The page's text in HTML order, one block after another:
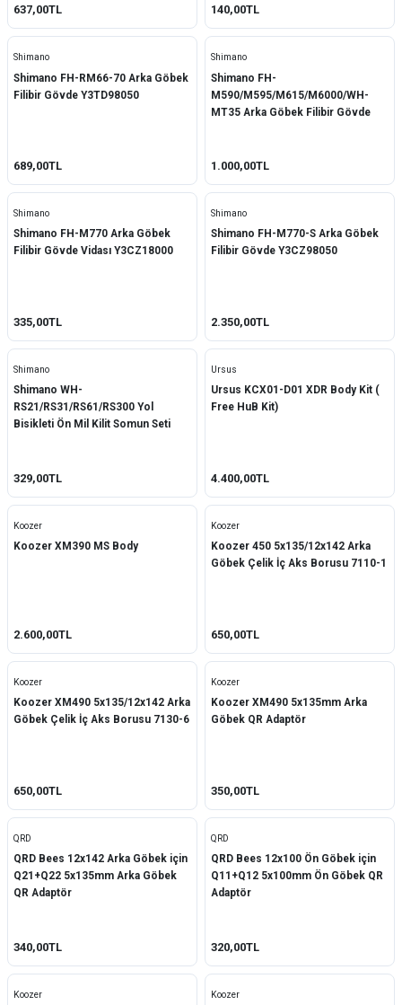
637,00TL 140,00TL
Shimano
Shimano FH-RM66-70 Arka Göbek
Filibir Gövde Y3TD98050
689,00TL
Shimano
Shimano FH-
M590/M595/M615/M6000/WH-
MT35 Arka Göbek Filibir Gövde
1.000,00TL
Shimano
Shimano FH-M770 Arka Göbek
Filibir Gövde Vidası Y3CZ18000
335,00TL
Shimano
Shimano FH-M770-S Arka Göbek
Filibir Gövde Y3CZ98050
2.350,00TL
Shimano
Shimano WH-
RS21/RS31/RS61/RS300 Yol
Bisikleti Ön Mil Kilit Somun Seti
329,00TL
Ursus
Ursus KCX01-D01 XDR Body Kit (
Free HuB Kit)
4.400,00TL
Koozer
Koozer XM390 MS Body
2.600,00TL
Koozer
Koozer 450 5x135/12x142 Arka
Göbek Çelik İç Aks Borusu 7110-1
650,00TL
Koozer
Koozer XM490 5x135/12x142 Arka
Göbek Çelik İç Aks Borusu 7130-6
650,00TL
Koozer
Koozer XM490 5x135mm Arka
Göbek QR Adaptör
350,00TL
QRD
QRD Bees 12x142 Arka Göbek için
Q21+Q22 5x135mm Arka Göbek
QR Adaptör
340,00TL
QRD
QRD Bees 12x100 Ön Göbek için
Q11+Q12 5x100mm Ön Göbek QR
Adaptör
320,00TL
Koozer Koozer